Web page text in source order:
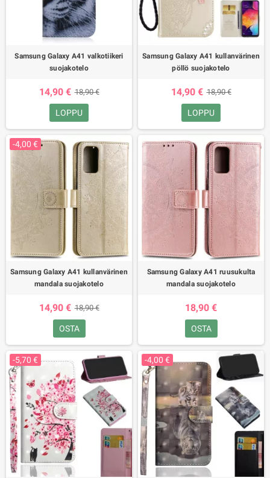
Samsung Galaxy A41 valkotiikeri
suojakotelo
14,90 € 18,90 €
LOPPU
Samsung Galaxy A41 kullanvärinen
pöllö suojakotelo
14,90 € 18,90 €
LOPPU
-4,00 €
Samsung Galaxy A41 kullanvärinen
mandala suojakotelo
14,90 € 18,90 €
OSTA
Samsung Galaxy A41 ruusukulta
mandala suojakotelo
18,90 €
OSTA
-5,70 € -4,00 €